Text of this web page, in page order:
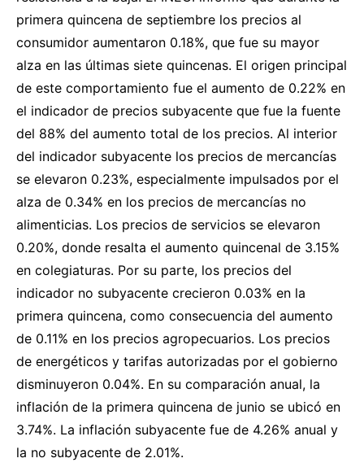
primera quincena de septiembre los precios al
consumidor aumentaron 0.18%, que fue su mayor
alza en las últimas siete quincenas. El origen principal
de este comportamiento fue el aumento de 0.22% en
el indicador de precios subyacente que fue la fuente
del 88% del aumento total de los precios. Al interior
del indicador subyacente los precios de mercancías
se elevaron 0.23%, especialmente impulsados por el
alza de 0.34% en los precios de mercancías no
alimenticias. Los precios de servicios se elevaron
0.20%, donde resalta el aumento quincenal de 3.15%
en colegiaturas. Por su parte, los precios del
indicador no subyacente crecieron 0.03% en la
primera quincena, como consecuencia del aumento
de 0.11% en los precios agropecuarios. Los precios
de energéticos y tarifas autorizadas por el gobierno
disminuyeron 0.04%. En su comparación anual, la
inflación de la primera quincena de junio se ubicó en
3.74%. La inflación subyacente fue de 4.26% anual y
la no subyacente de 2.01%.